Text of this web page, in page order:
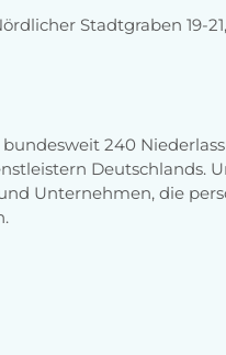
Stadtgraben 19-
240
Deutschlands.
Unternehmen, die